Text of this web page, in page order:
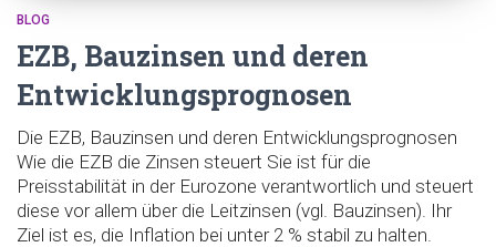
BLOG
EZB, Bauzinsen und deren
Entwicklungsprognosen
Die EZB, Bauzinsen und deren Entwicklungsprognosen
Wie die EZB die Zinsen steuert Sie ist für die
Preisstabilität in der Eurozone verantwortlich und steuert
diese vor allem über die Leitzinsen (vgl. Bauzinsen). Ihr
Ziel ist es, die Inflation bei unter 2 % stabil zu halten.